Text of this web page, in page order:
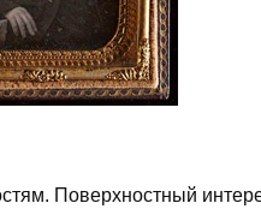
Поверхностный